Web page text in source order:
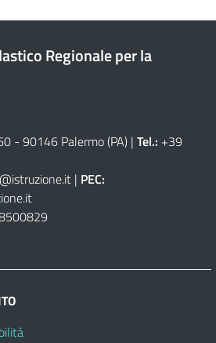
Regionale per la
- 90146 Palermo (PA) | Tel.: +39
| PEC: